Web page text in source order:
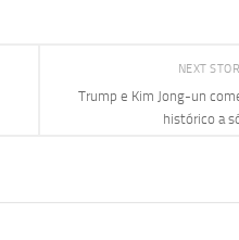
NEXT
Trump e Kim Jong-un
histórico a